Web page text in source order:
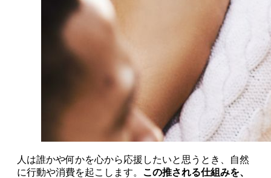
人は誰かや何かを心から応援したいと思うとき、自然
に行動や消費を起こします。 この推される仕組みを、